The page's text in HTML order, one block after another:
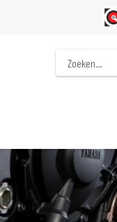
Zoeken